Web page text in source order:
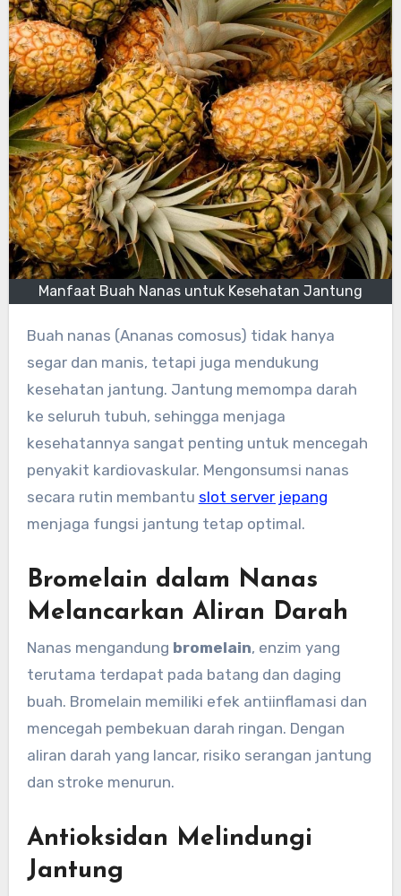
Manfaat Buah Nanas untuk Kesehatan Jantung
Buah nanas (Ananas comosus) tidak hanya
segar dan manis, tetapi juga mendukung
kesehatan jantung. Jantung memompa darah
ke seluruh tubuh, sehingga menjaga
kesehatannya sangat penting untuk mencegah
penyakit kardiovaskular. Mengonsumsi nanas
secara rutin membantu slot server jepang
menjaga fungsi jantung tetap optimal.
Bromelain dalam Nanas
Melancarkan Aliran Darah
Nanas mengandung bromelain, enzim yang
terutama terdapat pada batang dan daging
buah. Bromelain memiliki efek antiinflamasi dan
mencegah pembekuan darah ringan. Dengan
aliran darah yang lancar, risiko serangan jantung
dan stroke menurun.
Antioksidan Melindungi
Jantung